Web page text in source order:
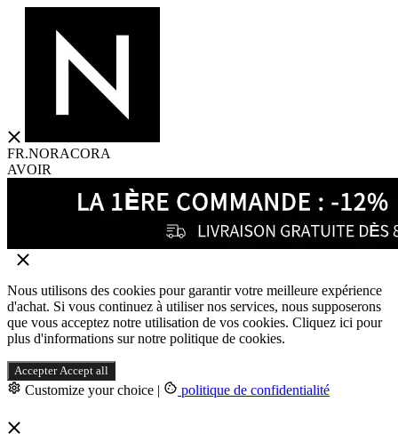
FR.NORACORA
AVOIR
Nous utilisons des cookies pour garantir votre meilleure expérience
d'achat. Si vous continuez à utiliser nos services, nous supposerons
que vous acceptez notre utilisation de vos cookies. Cliquez ici pour
plus d'informations sur notre politique de cookies.
Accepter Accept all
Customize your choice | politique de confidentialité